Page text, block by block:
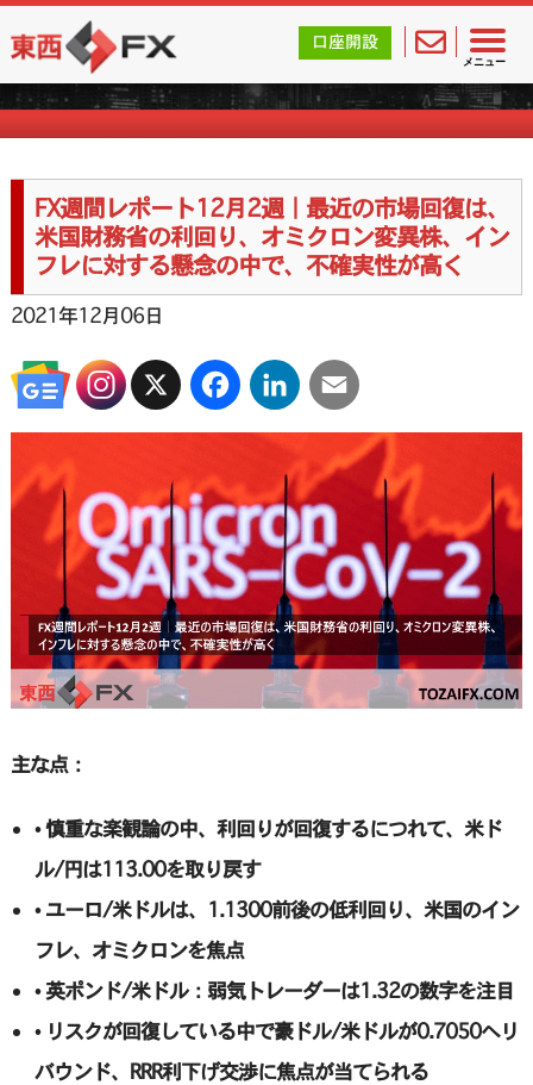
メニュー
東西FX｜海外FX会社（ブローカー）の無料口座開設サポ
口座開設
FX週刊ニュース
FX週間レポート12月2週｜最近の市場回復は、
米国財務省の利回り、オミクロン変異株、イン
フレに対する懸念の中で、不確実性が高く
2021年12月06日
X FacebookLinkedInEmail
主な点：
• 慎重な楽観論の中、利回りが回復するにつれて、米ド
ル/円は113.00を取り戻す
• ユーロ/米ドルは、1.1300前後の低利回り、米国のイン
フレ、オミクロンを焦点
• 英ポンド/米ドル：弱気トレーダーは1.32の数字を注目
• リスクが回復している中で豪ドル/米ドルが0.7050へリ
バウンド、RRR利下げ交渉に焦点が当てられる